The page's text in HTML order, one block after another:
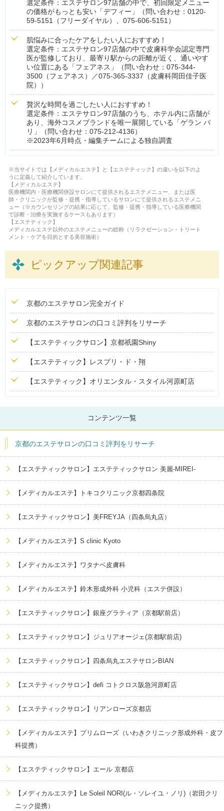
選定条件：エステサロン97店舗の中で、初回限定メニュー
の価格がもっとも安い「デフィー」（問い合わせ：0120-
59-5151（フリーダイヤル）、075-606-5151）
肌悩みに合ったケアをしたい人におすすめ！
選定条件：エステサロン97店舗の中で皮膚科学会認定専門
医が監修しており、最寄り駅からの距離が近く、通いやす
い位置にある「フェアネス」（問い合わせ：075-344-
3500（フェアネス）／075-365-3337（皮膚科岡田佳子医
院））
贅沢な時間を過ごしたい人におすすめ！
選定条件：エステサロン97店舗のうち、ホテル内に店舗が
あり、海外コスメブランドを唯一展開している「ゲラン パ
リ」（問い合わせ：075-212-4136）
※2023年6月時点・編集チームによる独自調査
※当サイトでは【メディカルエステ】と【エステティック】の違いを以下のよ
うに定義して紹介しています。
【メディカルエステ】
医療機関内・医療機関併設サロンにて提供されるエステメニュー、または医
師・クリニックが監修・提携・指導しているサロンにて提供されるエステメニ
ュー（※カウンセリングの結果に応じて、監修・提携・指導している医療機関
で診断・治療を実施するケースもあります）
【エステティック】
メディカルエステ以外のエステメニューの総称（リラクゼーション・トリート
メント・ケアを目的とする美容施術）
ピックアップ関連記事
京都のエステサロン完全ガイド
京都のエステサロンの口コミ評判をリサーチ
【エステティックサロン】京都祇園Shiny
【エステティック】レスプリ・ド・翔
【エステティック】オリエンタル・スタイル河原町店
コンテンツ一覧
京都のエステサロンの口コミ評判をリサーチ
【エステティックサロン】エステティックサロン 美麗-MIREI-
【メディカルエステ】トキコクリニック京都四条院
【エステティックサロン】美FREYJA（四条烏丸店）
【メディカルエステ】S clinic Kyoto
【メディカルエステ】ワタナベ皮膚科
【メディカルエステ】鈴木形成外科 小児科（エステ併設）
【エステティックサロン】銀座グラティア（京都駅前店）
【エステティックサロン】ジュリアオージェ(京都駅前店)
【エステティックサロン】四条烏丸エステサロンBIAN
【エステティックサロン】defi コトクロス阪急河原町店
【エステティックサロン】リアンローズ京都店
【メディカルエステ】プリムローズ（いわきクリニック形成外科・皮フ
科提携）
【エステティックサロン】エール 京都店
【メディカルエステ】Le Soleil NORI(ル・ソレイユ・ノリ)（岩田クリ
ニック提携）